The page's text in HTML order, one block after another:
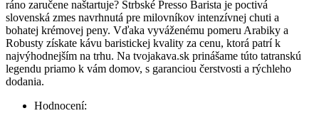
ráno zaručene naštartuje? Štrbské Presso Barista je poctivá
slovenská zmes navrhnutá pre milovníkov intenzívnej chuti a
bohatej krémovej peny. Vďaka vyváženému pomeru Arabiky a
Robusty získate kávu baristickej kvality za cenu, ktorá patrí k
najvýhodnejším na trhu. Na tvojakava.sk prinášame túto tatranskú
legendu priamo k vám domov, s garanciou čerstvosti a rýchleho
dodania.
Hodnocení: